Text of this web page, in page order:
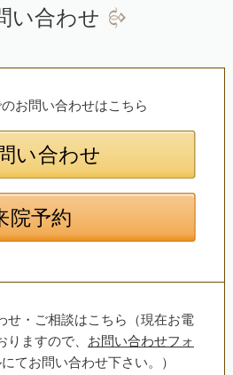
い合わせ
お問い合わせはこちら
せ・ご相談はこちら（現在お電
ますので、 お問い合わせフォ
てお問い合わせ下さい。）